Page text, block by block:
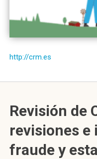
http://crm.es
Revisión de
revisiones
fraude y